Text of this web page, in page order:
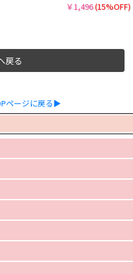
￥1,496(15%OFF)
戻る
ページに戻る▶